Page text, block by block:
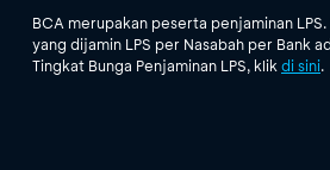
BCA merupakan peserta penjaminan
yang dijamin LPS per Nasabah per Bank
Tingkat Bunga Penjaminan LPS, klik di sini.